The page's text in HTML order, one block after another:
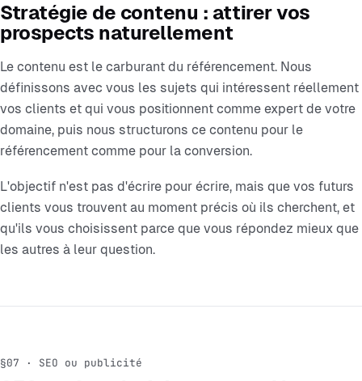
Stratégie de contenu : attirer vos
prospects naturellement
Le contenu est le carburant du référencement. Nous
définissons avec vous les sujets qui intéressent réellement
vos clients et qui vous positionnent comme expert de votre
domaine, puis nous structurons ce contenu pour le
référencement comme pour la conversion.
L'objectif n'est pas d'écrire pour écrire, mais que vos futurs
clients vous trouvent au moment précis où ils cherchent, et
qu'ils vous choisissent parce que vous répondez mieux que
les autres à leur question.
§07 · SEO ou publicité